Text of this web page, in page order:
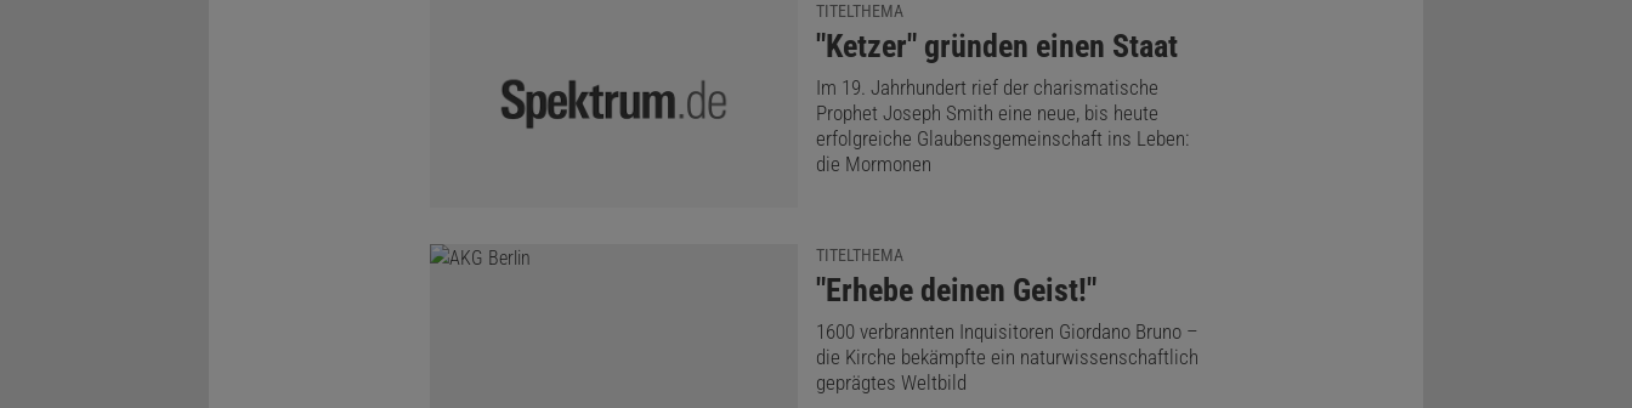
TITELTHEMA
:
"Ketzer" gründen einen Staat
Im 19. Jahrhundert rief der charismatische
Prophet Joseph Smith eine neue, bis heute
erfolgreiche Glaubensgemeinschaft ins Leben:
die Mormonen
TITELTHEMA
:
"Erhebe deinen Geist!"
1600 verbrannten Inquisitoren Giordano Bruno –
die Kirche bekämpfte ein naturwissenschaftlich
geprägtes Weltbild